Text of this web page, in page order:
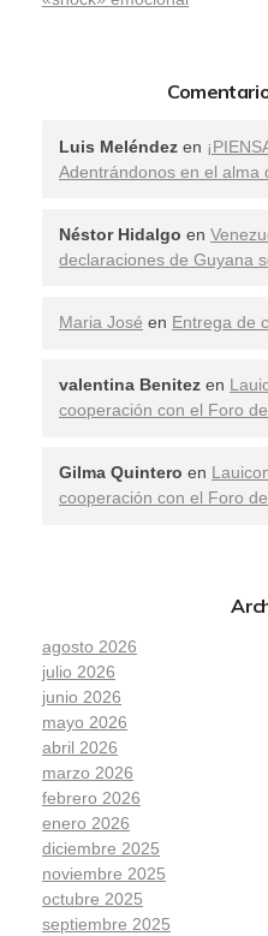
Luis Meléndez en
Adentrándonos en el alma
Néstor Hidalgo en
declaraciones de Guyana
Maria José en Entrega de
valentina Benitez en
cooperación con el Foro
Gilma Quintero en
cooperación con el Foro
agosto 2026
julio 2026
junio 2026
mayo 2026
abril 2026
marzo 2026
febrero 2026
enero 2026
diciembre 2025
noviembre 2025
octubre 2025
septiembre 2025